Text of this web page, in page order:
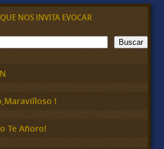
NOS INVITA EVOCAR
Buscar
!
Te Añoro!